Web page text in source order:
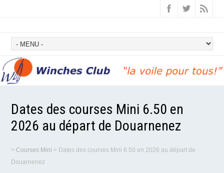
Dates des courses Mini 6.50 en
2026 au départ de Douarnenez
>Courses Mini > Dates des courses Mini 6.50 en 2026 au départ de
Douarnenez